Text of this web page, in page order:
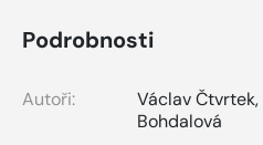
Podrobnosti
Autoři: Václav Čtvrtek,
Bohdalová